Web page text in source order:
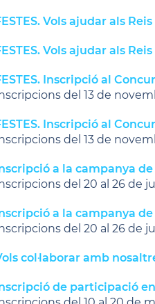
Vols ajudar als
Vols ajudar als
Inscripció al
del 13 de
Inscripció al
del 13 de
a la campanya
del 20 al 26 de
a la campanya
del 20 al 26 de
col·laborar amb
de participació